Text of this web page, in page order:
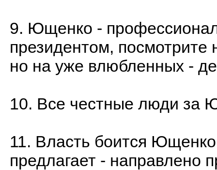
9. Ющенко -
президентом, посмотрите
но на уже влюбленных -
10. Все честные люди за
11. Власть боится
предлагает - направлено